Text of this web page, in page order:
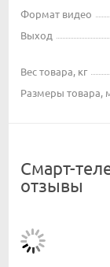
Формат видео
Выход
Вес товара, кг
Размеры товара,
Смарт-
отзывы